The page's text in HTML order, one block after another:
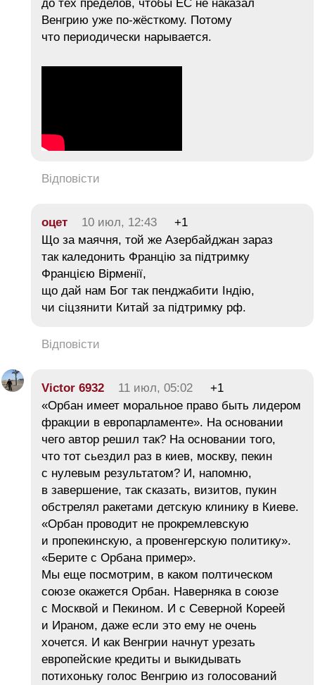
до тех пределов, чтобы ЕС не наказал
Венгрию уже по-жёсткому. Потому
что периодически нарывается.
Відповісти
оцет 10 июл, 12:43
+1
Що за маячня, той же Азербайджан зараз
так каледонить Францію за підтримку
Францією Вірменії,
що дай нам Бог так пенджабити Індію,
чи сіцзянити Китай за підтримку рф.
Відповісти
Victor 6932 11 июл, 05:02
+1
«Орбан имеет моральное право быть лидером
фракции в европарламенте». На основании
чего автор решил так? На основании того,
что тот сьездил раз в киев, москву, пекин
с нулевым результатом? И, напомню,
в завершение, так сказать, визитов, пукин
обстрелял ракетами детскую клинику в Киеве.
«Орбан проводит не прокремлевскую
и пропекинскую, а провенгерскую политику».
«Берите с Орбана пример».
Мы еще посмотрим, в каком полтическом
союзе окажется Орбан. Наверняка в союзе
с Москвой и Пекином. И с Северной Кореей
и Ираном, даже если это ему не очень
хочется. И как Венгрии начнут урезать
европейские кредиты и выкидывать
потихоньку голос Венгрию из голосований